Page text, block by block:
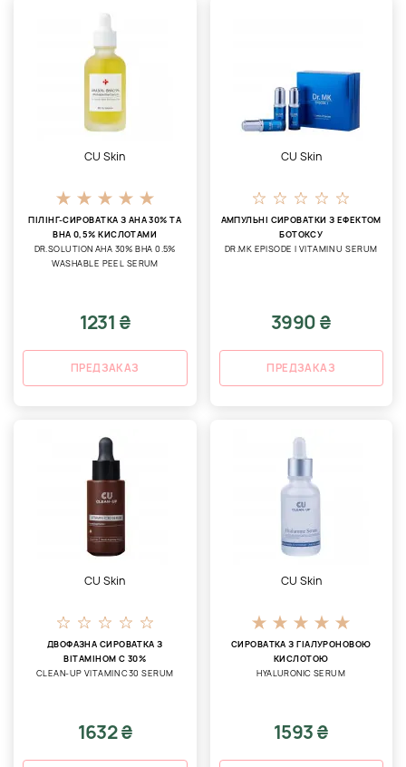
CU Skin
ПІЛІНГ-СИРОВАТКА З AHA 30% ТА
BHA 0,5% КИСЛОТАМИ
DR.SOLUTION AHA 30% BHA 0.5%
WASHABLE PEEL SERUM
1231 ₴
ПРЕДЗАКАЗ
CU Skin
АМПУЛЬНІ СИРОВАТКИ З ЕФЕКТОМ
БОТОКСУ
DR.MK EPISODE I VITAMIN U SERUM
3990 ₴
ПРЕДЗАКАЗ
CU Skin
ДВОФАЗНА СИРОВАТКА З
ВІТАМІНОМ С 30%
CLEAN-UP VITAMIN C30 SERUM
1632 ₴
CU Skin
СИРОВАТКА З ГІАЛУРОНОВОЮ
КИСЛОТОЮ
HYALURONIC SERUM
1593 ₴